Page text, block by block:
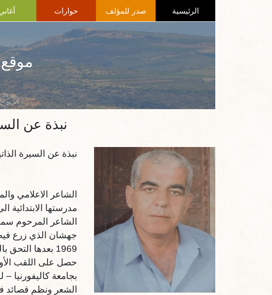
الرئيسية صدر للمؤلف حوارات
نبذة عن
نبذة عن السيرة
الشاعر المرحوم
جهشان الذي زرع
بجامعة كاليفورنيا
الشعر ونظم قصائد